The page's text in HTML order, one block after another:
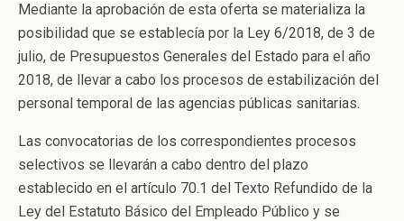
Mediante la aprobación de esta oferta se materializa la
posibilidad que se establecía por la Ley 6/2018, de 3 de
julio, de Presupuestos Generales del Estado para el año
2018, de llevar a cabo los procesos de estabilización del
personal temporal de las agencias públicas sanitarias.
Las convocatorias de los correspondientes procesos
selectivos se llevarán a cabo dentro del plazo
establecido en el artículo 70.1 del Texto Refundido de la
Ley del Estatuto Básico del Empleado Público y se